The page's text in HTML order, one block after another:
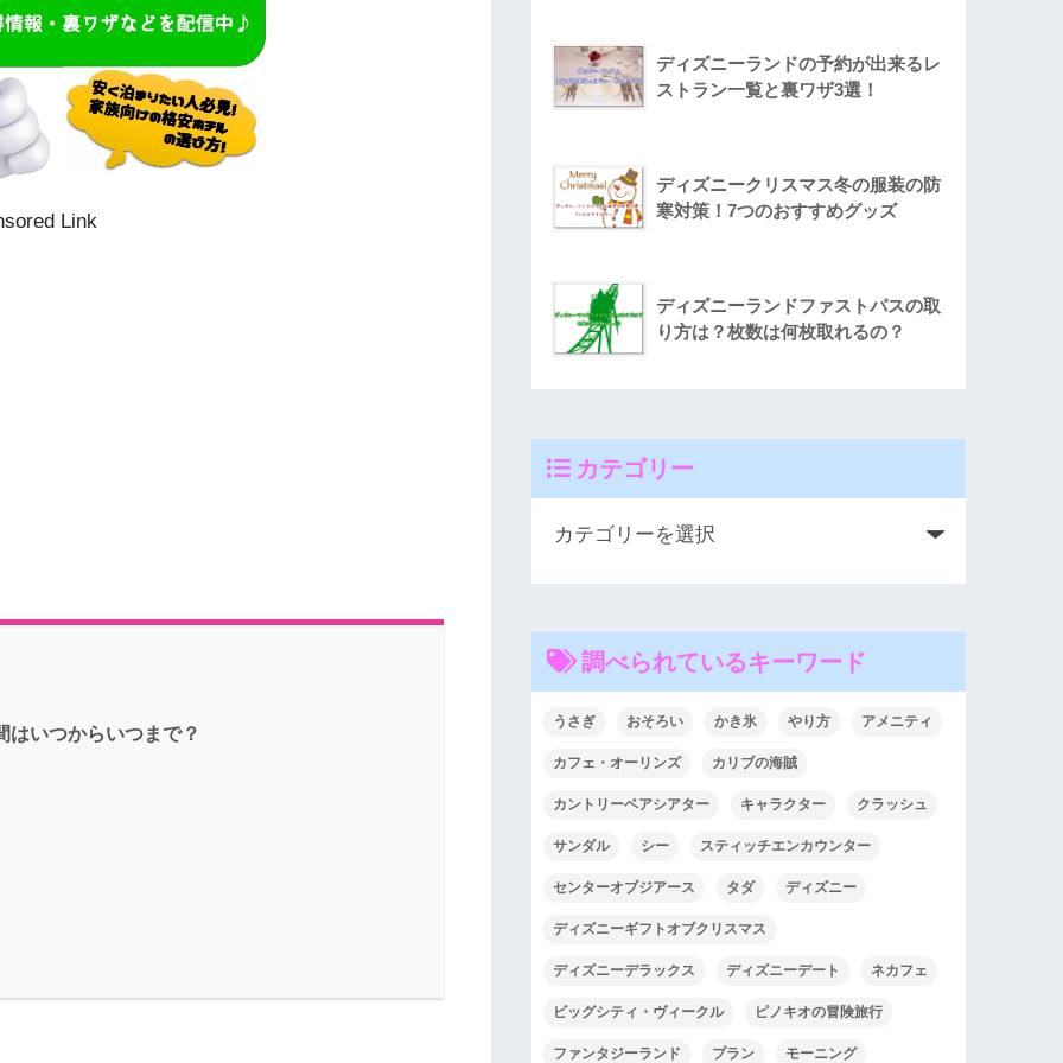
Link
はいつからいつまで？
ディズニーランドの予約が出来るレ
ストラン一覧と裏ワザ3選！
ディズニークリスマス冬の服装の防
寒対策！7つのおすすめグッズ
ディズニーランドファストパスの取
り方は？枚数は何枚取れるの？
カテゴリー
調べられているキーワード
うさぎ おそろい かき氷 やり方 アメニティ
カフェ・オーリンズ カリブの海賊
カントリーベアシアター キャラクター クラッシュ
サンダル シー スティッチエンカウンター
センターオブジアース タダ ディズニー
ディズニーギフトオブクリスマス
ディズニーデラックス ディズニーデート ネカフェ
ビッグシティ・ヴィークル ピノキオの冒険旅行
ファンタジーランド プラン モーニング